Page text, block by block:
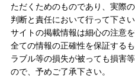
ただくためのものであり、実際
判断と責任において行って下さ
サイトの掲載情報は細心の注意
全ての情報の正確性を保証する
ラブル等の損失が被っても損害
ので、予めご了承下さい。